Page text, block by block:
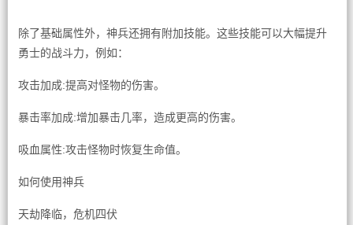
除了基础属性外，神兵还拥有附加技能。这些技能可以大幅提升
勇士的战斗力，例如：
攻击加成:提高对怪物的伤害。
暴击率加成:增加暴击几率，造成更高的伤害。
吸血属性:攻击怪物时恢复生命值。
如何使用神兵
天劫降临，危机四伏